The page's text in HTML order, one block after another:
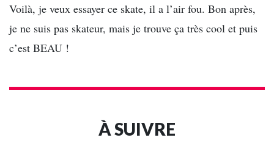
Voilà, je veux essayer ce skate, il a l’air fou. Bon après,
je ne suis pas skateur, mais je trouve ça très cool et puis
c’est BEAU !
À SUIVRE